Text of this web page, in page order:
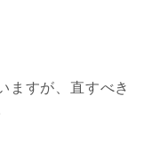
ますが、直すべき